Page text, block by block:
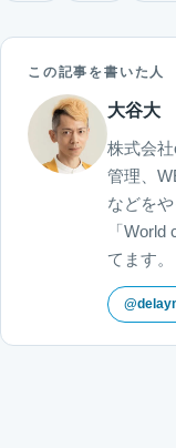
この記事を書いた人
大谷大
株式会
管理、
などを
「
てます。